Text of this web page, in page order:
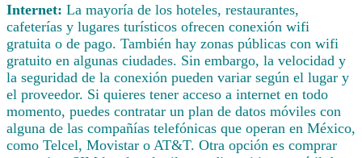
Internet: La mayoría de los hoteles, restaurantes,
cafeterías y lugares turísticos ofrecen conexión wifi
gratuita o de pago. También hay zonas públicas con wifi
gratuito en algunas ciudades. Sin embargo, la velocidad y
la seguridad de la conexión pueden variar según el lugar y
el proveedor. Si quieres tener acceso a internet en todo
momento, puedes contratar un plan de datos móviles con
alguna de las compañías telefónicas que operan en México,
como Telcel, Movistar o AT&T. Otra opción es comprar